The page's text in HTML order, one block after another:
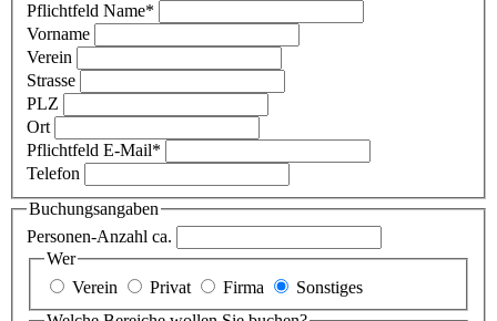
Pflichtfeld Name*
Vorname
Verein
Strasse
PLZ
Ort
Pflichtfeld E-Mail*
Telefon
Buchungsangaben
Personen-Anzahl ca.
Wer
Verein
Privat Firma
Sonstiges